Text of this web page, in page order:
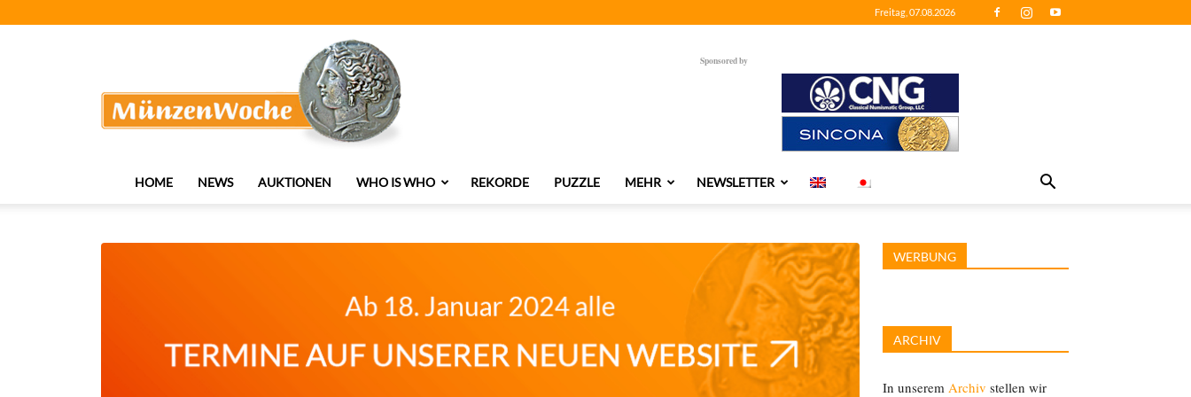
Freitag, 07.08.2026
Sponsored by
HOME NEWS AUKTIONEN WHO IS WHO REKORDE PUZZLE MEHR NEWSLETTER
WERBUNG
ARCHIV
In unserem Archiv stellen wir